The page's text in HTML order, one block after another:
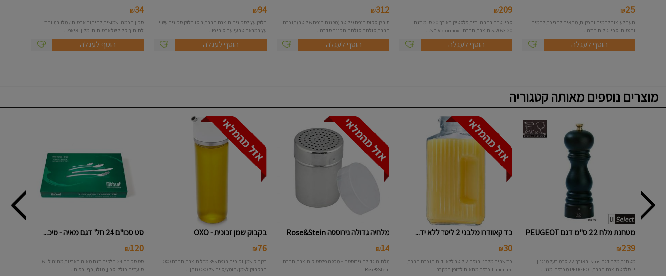
25
₪
תער לעיצוב לחמים ובצקים, מתאים לחריצת לחמים
ובגטים. סכין גילוח חדה...
הוסף לעגלה
209
₪
סכין טבח רחבה ידית פלסטיק באורך 20 ס"מ דגם
5.2063.20 תוצרת חברת - Victorinox הש...
הוסף לעגלה
312
₪
סיר קוסקוס בנפח 9 ליטר (מסננת בנפח 6 ליטר)תוצרת
חברת סולתם סולתם תכננה סדרה...
הוסף לעגלה
94
₪
בלוק עץ לסכינים תוצרת חברת רוסו בלוק סכינים עשוי
עץ במראה טבעי עם סיבי פו...
הוסף לעגלה
34
₪
סכין חכמה ושמושית לחיתוך אבטיח / מלוןבמיוחד
לחיתוך קליל של אבטיחים ומלון. איאפ...
הוסף לעגלה
מוצרים נוספים מאותה קטגוריה
מטחנת מלח 22 ס"מ דגם PEUGEOT
239
₪
מטחנת מלח דגם Paris באורך 22 ס"מ בעל מנגנון
יו-סלקטתוצרת חברת PEUGEOT מצרפת. מנג...
כד קאוודרו מלבני 2 ליטר ללא יד...
30
₪
כד שתיה מלבני בנפח 2 ליטר ללא ידית תוצרת חברת
Luminarc צרפת מתאים לדופן המקרר
מלחיה גדולה נירוסטה Rose&Stein
14
₪
מלחיה גדולה נירוסטה + מכסה פלסטיק תוצרת חברת
Rose&Stein
בקבוק שמן זכוכית - OXO
76
₪
בקבוק שמן זכוכית בנפח 355 מ"ל תוצרת חברת OXO
הבקבוק לשמן/חומץ/סויה של OXO נותן ...
סט סכו"ם 24 חל' דגם מאיה - מיכ...
120
₪
סט סכו"ם 24 חלקים דגם מאיה באריזת מתנה ל - 6
סועדים כולל: סכין, מזלג, כף וכפית...